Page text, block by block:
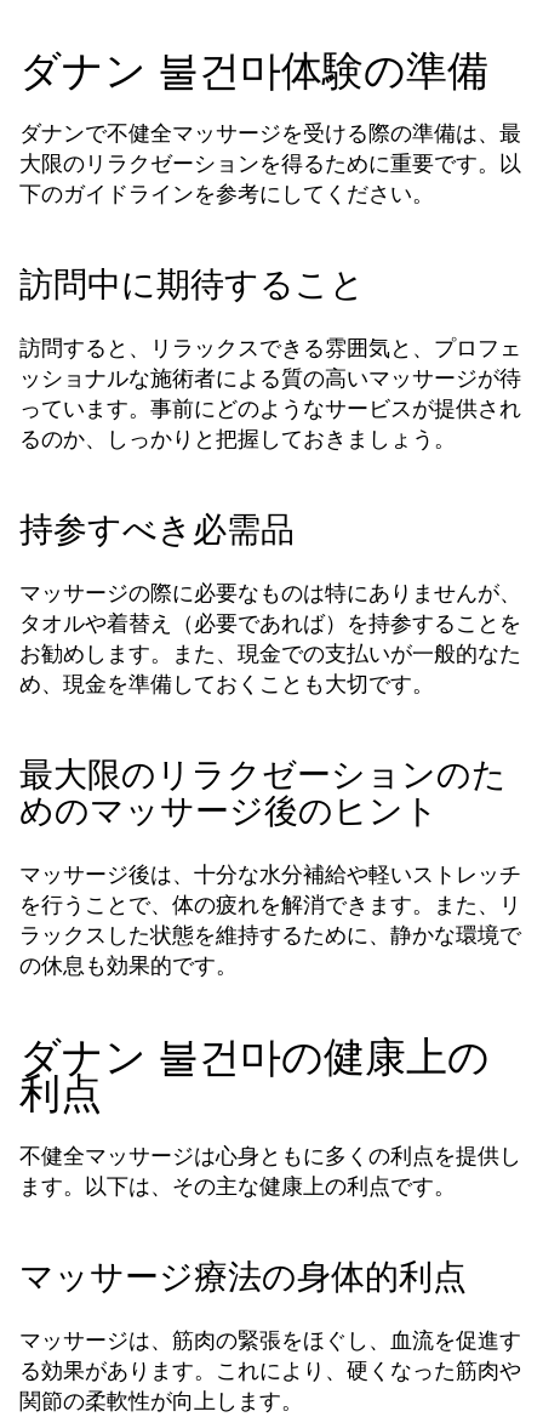
ダナン 불건마体験の準備
ダナンで不健全マッサージを受ける際の準備は、最
大限のリラクゼーションを得るために重要です。以
下のガイドラインを参考にしてください。
訪問中に期待すること
訪問すると、リラックスできる雰囲気と、プロフェ
ッショナルな施術者による質の高いマッサージが待
っています。事前にどのようなサービスが提供され
るのか、しっかりと把握しておきましょう。
持参すべき必需品
マッサージの際に必要なものは特にありませんが、
タオルや着替え（必要であれば）を持参することを
お勧めします。また、現金での支払いが一般的なた
め、現金を準備しておくことも大切です。
最大限のリラクゼーションのた
めのマッサージ後のヒント
マッサージ後は、十分な水分補給や軽いストレッチ
を行うことで、体の疲れを解消できます。また、リ
ラックスした状態を維持するために、静かな環境で
の休息も効果的です。
ダナン 불건마の健康上の
利点
不健全マッサージは心身ともに多くの利点を提供し
ます。以下は、その主な健康上の利点です。
マッサージ療法の身体的利点
マッサージは、筋肉の緊張をほぐし、血流を促進す
る効果があります。これにより、硬くなった筋肉や
関節の柔軟性が向上します。